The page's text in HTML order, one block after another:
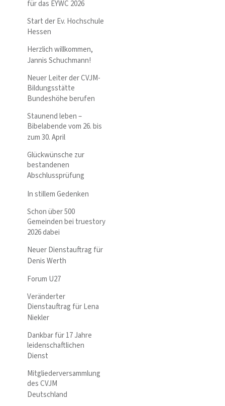
für das EYWC 2026
Start der Ev. Hochschule
Hessen
Herzlich willkommen,
Jannis Schuchmann!
Neuer Leiter der CVJM-
Bildungsstätte
Bundeshöhe berufen
Staunend leben –
Bibelabende vom 26. bis
zum 30. April
Glückwünsche zur
bestandenen
Abschlussprüfung
In stillem Gedenken
Schon über 500
Gemeinden bei truestory
2026 dabei
Neuer Dienstauftrag für
Denis Werth
Forum U27
Veränderter
Dienstauftrag für Lena
Niekler
Dankbar für 17 Jahre
leidenschaftlichen
Dienst
Mitgliederversammlung
des CVJM
Deutschland